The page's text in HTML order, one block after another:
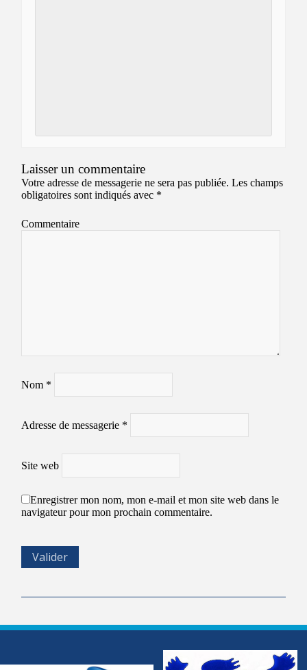
Laisser un commentaire
Votre adresse de messagerie ne sera pas publiée. Les champs
obligatoires sont indiqués avec *
Commentaire
Nom *
Adresse de messagerie *
Site web
Enregistrer mon nom, mon e-mail et mon site web dans le
navigateur pour mon prochain commentaire.